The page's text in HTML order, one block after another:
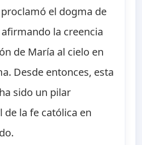
proclamó el dogma de
la creencia
de María al cielo en
Desde entonces, esta
sido un pilar
la fe católica en